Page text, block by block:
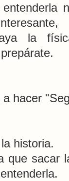
la
hacer
historia.
que sacar